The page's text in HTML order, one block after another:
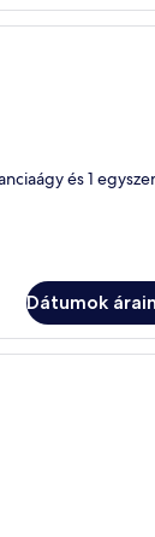
Egy modern
és 1
Dátumok